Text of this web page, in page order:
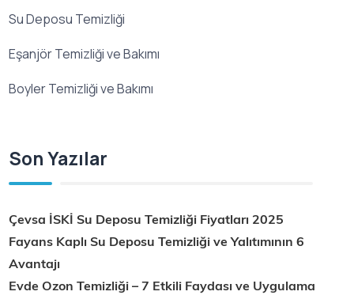
Su Deposu Temizliği
Eşanjör Temizliği ve Bakımı
Boyler Temizliği ve Bakımı
Son Yazılar
Çevsa İSKİ Su Deposu Temizliği Fiyatları 2025
Fayans Kaplı Su Deposu Temizliği ve Yalıtımının 6
Avantajı
Evde Ozon Temizliği – 7 Etkili Faydası ve Uygulama